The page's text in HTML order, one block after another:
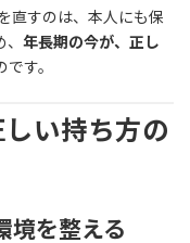
直すのは、本人にも保
年長期の今が、正し
です。
い持ち方の
境を整える